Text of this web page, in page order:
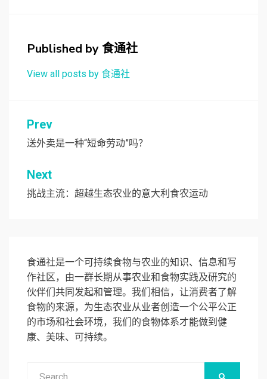
Published by食通社
View all posts by 食通社
文
章
导
航
Prev
送外卖是一种“短命劳动”吗？
Next
挑战主流：超越生态农业的意大利食农运动
食通社是一个可持续食物与农业的知识、信息和写
作社区，由一群长期从事农业和食物实践及研究的
伙伴们共同发起和管理。我们相信，让消费者了解
食物的来源，为生态农业从业者创造一个公平公正
的市场和社会环境，我们的食物体系才能做到健
康、美味、可持续。